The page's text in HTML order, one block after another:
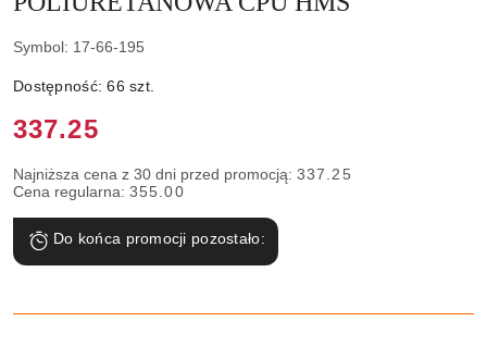
Symbol: 17-66-195
Dostępność:66szt.
Cena:
337.25
Najniższa cena z 30 dni przed promocją: 337.25
Cena regularna: 355.00
Do końca promocji pozostało: